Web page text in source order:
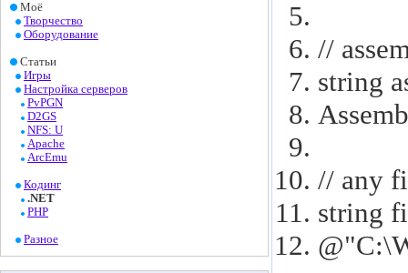
Моё
Творчество
Оборудование
Статьи
Игры
Настройка серверов
PvPGN
D2GS
NFS: U
Apache
ArcEmu
Кодинг
.NET
PHP
Разное
//
string
// any
string
@